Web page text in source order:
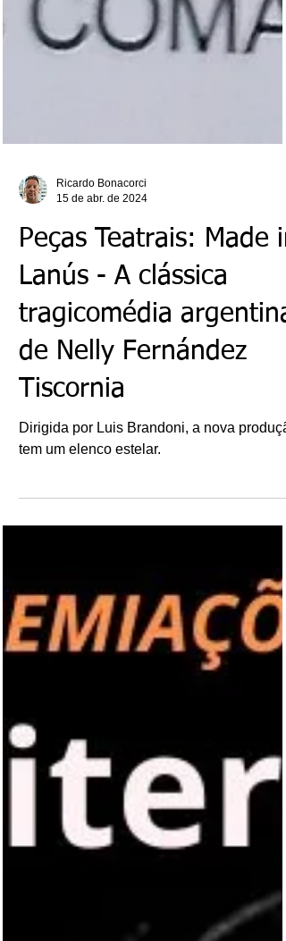
Ricardo Bonacorci
15 de abr. de 2024
Peças Teatrais: Made in
Lanús - A clássica
tragicomédia argentina
de Nelly Fernández
Tiscornia